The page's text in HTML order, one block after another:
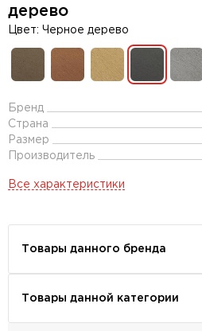
дерево
Цвет: Черное дерево
Бренд
Страна
Размер
Производитель
Все характеристики
Товары данного бренда
Товары данной категории